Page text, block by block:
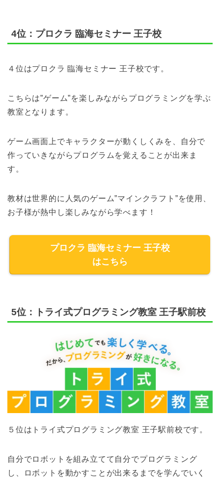
4位：プロクラ 臨海セミナー 王子校
４位はプロクラ 臨海セミナー 王子校です。
こちらは”ゲーム”を楽しみながらプログラミングを学ぶ
教室となります。
ゲーム画面上でキャラクターが動くしくみを、自分で
作っていきながらプログラムを覚えることが出来ま
す。
教材は世界的に人気のゲーム”マインクラフト”を使用、
お子様が熱中し楽しみながら学べます！
プロクラ 臨海セミナー 王子校
はこちら
5位：トライ式プログラミング教室 王子駅前校
５位はトライ式プログラミング教室 王子駅前校です。
自分でロボットを組み立てて自分でプログラミング
し、ロボットを動かすことが出来るまでを学んでいく